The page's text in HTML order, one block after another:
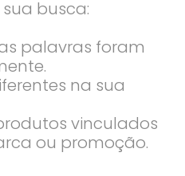
busca:
palavras foram
na sua
vinculados
ou promoção.